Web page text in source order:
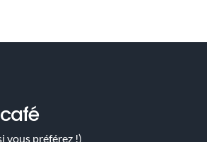
vous préférez !)